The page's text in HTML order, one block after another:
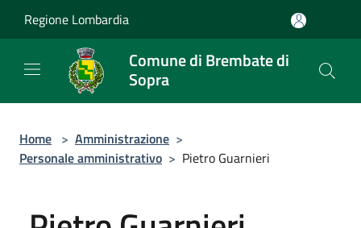
Regione Lombardia
Comune di Brembate di
Sopra
Home > Amministrazione >
Personale amministrativo > Pietro Guarnieri